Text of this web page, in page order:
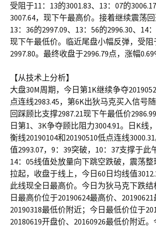
受阻于11：13的3001.83、13：07的
3007.64，现下午最高价。接着继续震荡
13：36的2997.09、13：56的2996.30、14：
现下午最低价。临近尾盘小幅反弹，受阻
2997.80。最终收盘于2996.79点，涨幅
【从技术上分析】
大盘30M周期，今日第1K继续争夺
点连线2983.45，第6K出狄马克买入信号
回踩顾比支撑2987.21现下午最低价
日第1、3K争夺顾比阻力3004.91。日K线
衡线20190104和20190510低点连线
值2993.07，9：39突破，10：37支撑于此
14：05线值处放量向下跳空跌破，震荡整
拉起，收盘于线上，今日60日均线值
此线现全日最高价。今日为狄马克下跌
日最高价位于20190624最高价、20190621
20190318最低价附近；今日最低价位于
20180619开盘价、20160926最低价附近